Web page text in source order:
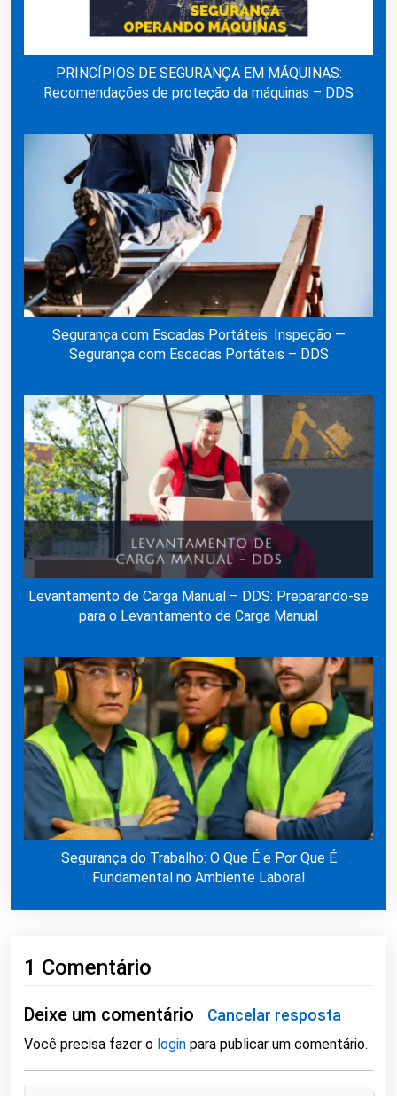
PRINCÍPIOS DE SEGURANÇA EM MÁQUINAS:
Recomendações de proteção da máquinas – DDS
Segurança com Escadas Portáteis: Inspeção —
Segurança com Escadas Portáteis – DDS
Levantamento de Carga Manual – DDS: Preparando-se
para o Levantamento de Carga Manual
Segurança do Trabalho: O Que É e Por Que É
Fundamental no Ambiente Laboral
1 Comentário
Deixe um comentário Cancelar resposta
Você precisa fazer o login para publicar um comentário.